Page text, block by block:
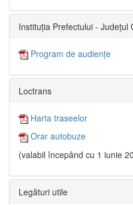
Instituția Prefectului - Județul
Program de audiențe
Loctrans
Harta traseelor
Orar autobuze
(valabil începând cu 1 iunie
Legături utile